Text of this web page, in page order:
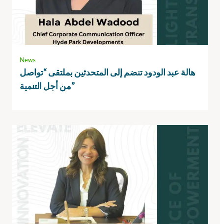
News
هالة عبد الودود تنضم إلى المتحدثين بملتقى “تواصل
من أجل التنمية”